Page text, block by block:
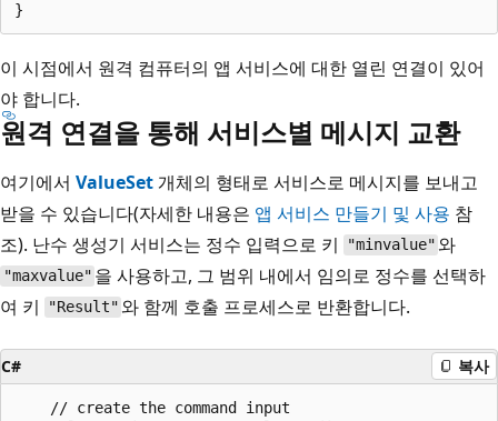
이 시점에서 원격 컴퓨터의 앱 서비스에 대한 열린 연결이 있어
야 합니다.
원격 연결을 통해 서비스별 메시지 교환
여기에서 ValueSet 개체의 형태로 서비스로 메시지를 보내고
받을 수 있습니다(자세한 내용은 앱 서비스 만들기 및 사용 참
조). 난수 생성기 서비스는 정수 입력으로 키
"minvalue" 와
"maxvalue" 을 사용하고, 그 범위 내에서 임의로 정수를 선택하
여 키
"Result" 와 함께 호출 프로세스로 반환합니다.
C# 복사
    // create the command input